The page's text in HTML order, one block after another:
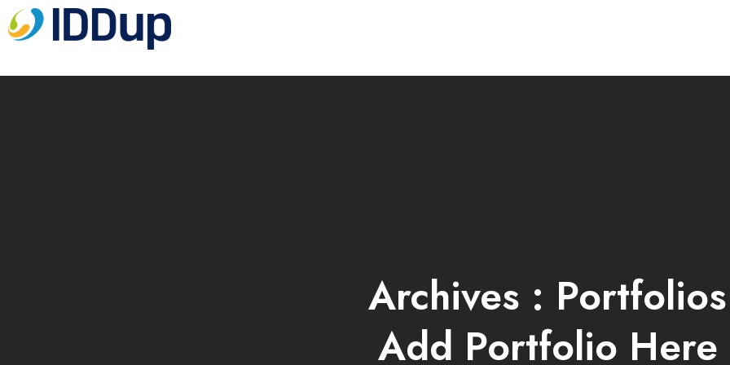
Archives : Portfolios
Add Portfolio Here